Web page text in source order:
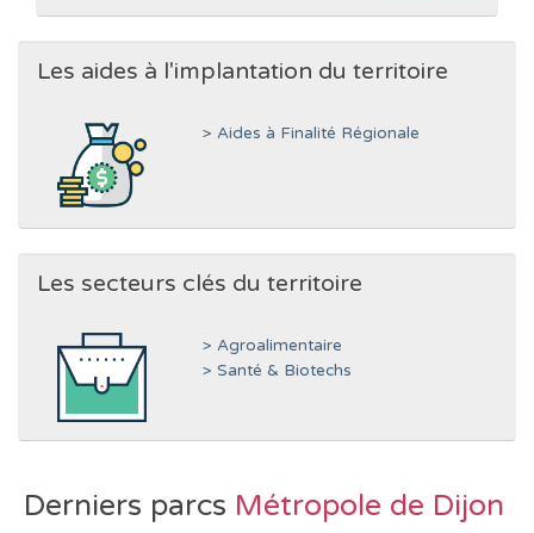
Les aides à l'implantation du territoire
> Aides à Finalité Régionale
Les secteurs clés du territoire
> Agroalimentaire
> Santé & Biotechs
Derniers parcs Métropole de Dijon